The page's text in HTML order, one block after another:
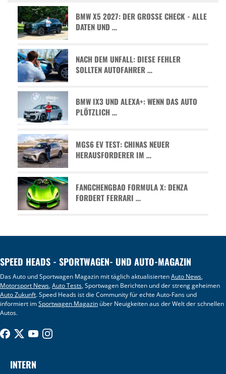
BMW X5 2027: DER GROSSE CHECK - ALLE D
ATEN UND …
NACH DEM UNFALL: DIESE FEHLER
SOLLTEN AUTOFAHRER …
BMW IX3 UND ALEXA+: WENN DAS AUTO
PLÖTZLICH …
MGS6 EV TEST: CHINAS NEUER
HERAUSFORDERER IM …
FANGCHENGBAO FORMULA X: DENZA
FORDERT FERRARI …
SPEED HEADS - SPORTWAGEN- UND AUTO-MAGAZIN
Das Auto und Sportwagen Magazin mit täglich aktualisiertenAuto News,
Motorsport News,Auto Tests, Sportwagen Berichten und der streng geheimen
Auto Zukunft. Speed Heads ist die Community für echte Auto-Fans und
informiert imSportwagen Magazin über Neuigkeiten aus der Welt der schnellen
Autos.
INTERN